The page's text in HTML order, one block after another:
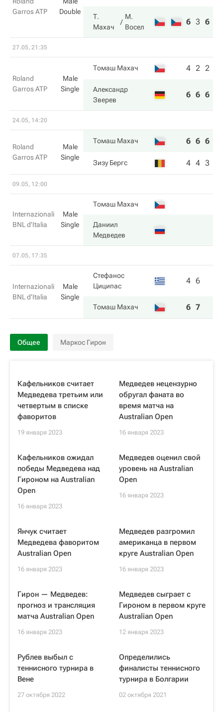
Garros ATP
Double
Т.
Махач
М.
Восел
6 3 6
27.05, 21:35
Roland
Garros ATP
Male
Single
Томаш Махач 4 2 2
Александр
Зверев
6 6 6
24.05, 14:20
Roland
Garros ATP
Male
Single
Томаш Махач 6 6 6
Зизу Бергс 4 4 3
09.05, 12:00
Internazionali
BNL d'Italia
Male
Single
Томаш Махач
Даниил
Медведев
07.05, 17:35
Internazionali
BNL d'Italia
Male
Single
Стефанос
Циципас
4 6
Томаш Махач 6 7
Общее Маркос Гирон
Кафельников считает
Медведева третьим или
четвертым в списке
фаворитов
19 января 2023
Медведев нецензурно
обругал фаната во
время матча на
Australian Open
16 января 2023
Кафельников ожидал
победы Медведева над
Гироном на Australian
Open
16 января 2023
Медведев оценил свой
уровень на Australian
Open
16 января 2023
Янчук считает
Медведева фаворитом
Australian Open
16 января 2023
Медведев разгромил
американца в первом
круге Australian Open
16 января 2023
Гирон — Медведев:
прогноз и трансляция
матча Australian Open
16 января 2023
Медведев сыграет с
Гироном в первом круге
Australian Open
12 января 2023
Рублев выбыл с
теннисного турнира в
Вене
27 октября 2022
Определились
финалисты теннисного
турнира в Болгарии
02 октября 2021